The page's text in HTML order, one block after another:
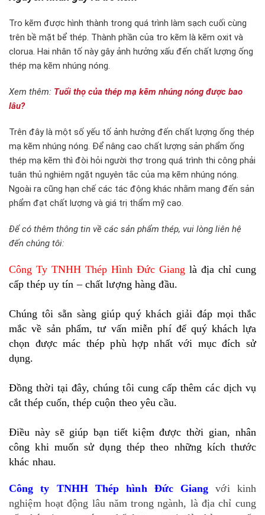
Tro kẽm được hình thành trong quá trình làm sạch cuối cùng
trên bề mặt bể thép. Thành phần của tro kẽm là kẽm oxit và
clorua. Hai nhân tố này gây ảnh hưởng xấu đến chất lượng ống
thép mạ kẽm nhúng nóng.
Xem thêm: Tuổi thọ của thép mạ kẽm nhúng nóng được bao
lâu?
Trên đây là một số yếu tố ảnh hưởng đến chất lượng ống thép
mạ kẽm nhúng nóng. Để nâng cao chất lượng sản phẩm ống
thép mạ kẽm thì đòi hỏi người thợ trong quá trình thi công phải
tuân thủ nghiêm ngặt nguyên tắc của mạ kẽm nhúng nóng.
Ngoài ra cũng hạn chế các tác động khác nhằm mang đến sản
phẩm đạt chất lượng và giá trị thẩm mỹ cao.
Để có thêm thông tin về các sản phẩm thép, vui lòng liên hệ
đến chúng tôi:
Công Ty TNHH Thép Hình Đức Giang là địa chỉ cung
cấp thép uy tín – chất lượng hàng đầu.
Chúng tôi sẵn sàng giúp quý khách giải đáp mọi thắc
mắc về sản phẩm, tư vấn miễn phí để quý khách lựa
chọn được mác thép phù hợp nhất với mục đích sử
dụng.
Đồng thời tại đây, chúng tôi cung cấp thêm các dịch vụ
cắt thép cuốn, thép cuộn theo yêu cầu.
Điều này sẽ giúp bạn tiết kiệm được thời gian, nhân
công khi muốn sử dụng thép theo những kích thước
khác nhau.
Công ty TNHH Thép hình Đức Giang với kinh
nghiệm hoạt động lâu năm trong ngành, là địa chỉ cung